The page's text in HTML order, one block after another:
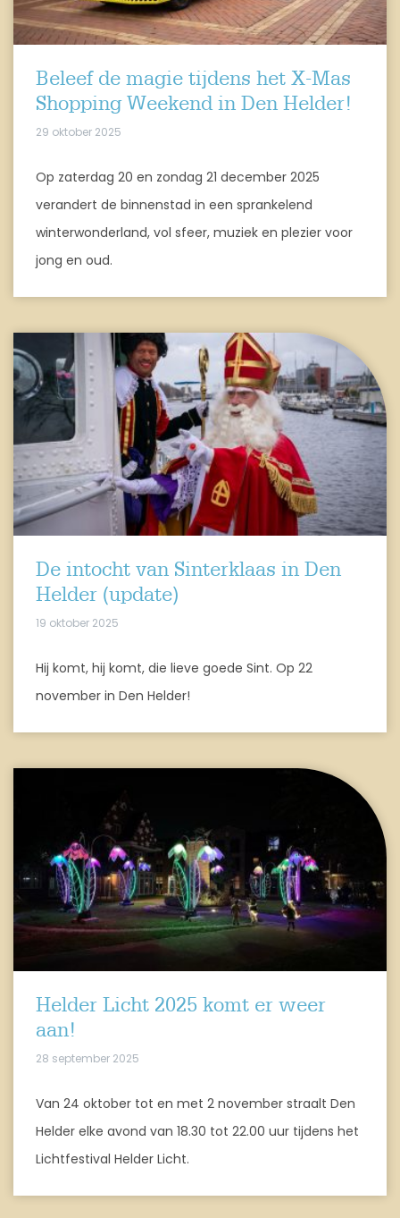
Beleef de magie tijdens het X-Mas
Shopping Weekend in Den Helder!
29 oktober 2025
Op zaterdag 20 en zondag 21 december 2025
verandert de binnenstad in een sprankelend
winterwonderland, vol sfeer, muziek en plezier voor
jong en oud.
De intocht van Sinterklaas in Den
Helder (update)
19 oktober 2025
Hij komt, hij komt, die lieve goede Sint. Op 22
november in Den Helder!
Helder Licht 2025 komt er weer
aan!
28 september 2025
Van 24 oktober tot en met 2 november straalt Den
Helder elke avond van 18.30 tot 22.00 uur tijdens het
Lichtfestival Helder Licht.